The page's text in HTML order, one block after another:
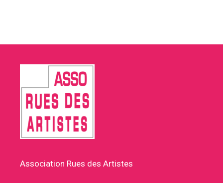
Association Rues des Artistes